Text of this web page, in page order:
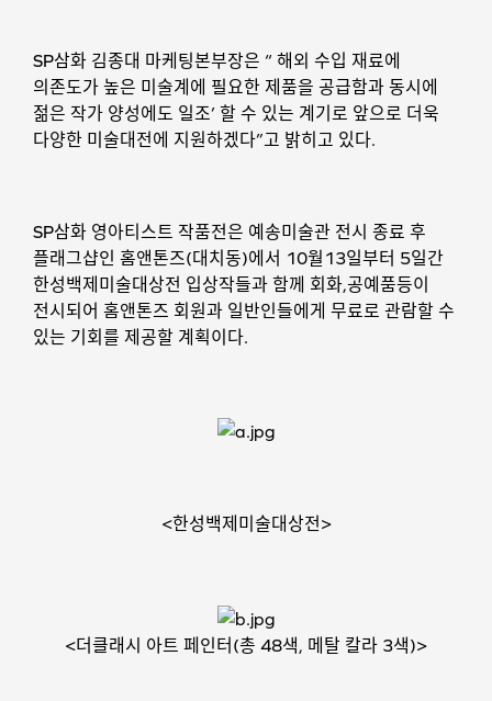
SP삼화 김종대 마케팅본부장은 “ 해외 수입 재료에
의존도가 높은 미술계에 필요한 제품을 공급함과 동시에
젊은 작가 양성에도 일조’ 할 수 있는 계기로 앞으로 더욱
다양한 미술대전에 지원하겠다”고 밝히고 있다.
SP삼화 영아티스트 작품전은 예송미술관 전시 종료 후
플래그샵인 홈앤톤즈(대치동)에서 10월13일부터 5일간
한성백제미술대상전 입상작들과 함께 회화,공예품등이
전시되어 홈앤톤즈 회원과 일반인들에게 무료로 관람할 수
있는 기회를 제공할 계획이다.
<한성백제미술대상전>
<더클래시 아트 페인터(총 48색, 메탈 칼라 3색)>